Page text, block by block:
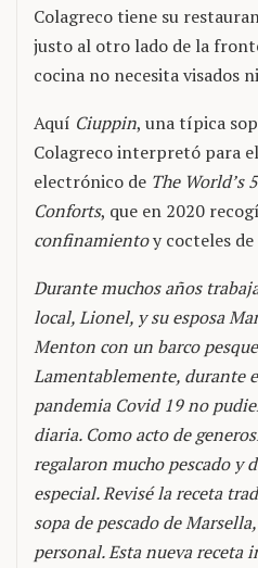
Colagreco tiene su
justo al otro lado de la
cocina no necesita visados
Aquí Ciuppin, una típica
Colagreco interpretó para
electrónico de The World’s
Conforts, que en 2020
confinamientoy cocteles
Durante muchos años
local, Lionel, y su esposa
Menton con un barco
Lamentablemente, durante
pandemia Covid 19 no
diaria. Como acto de
regalaron mucho pescado y
especial. Revisé la receta
sopa de pescado de
personal. Esta nueva receta